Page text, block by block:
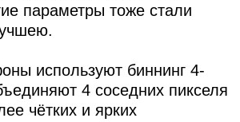
параметры тоже стали
используют биннинг 4-
4 соседних пикселя
чётких и ярких